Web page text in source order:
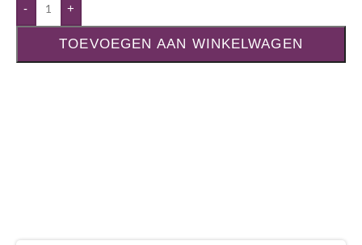
- +
TOEVOEGEN AAN WINKELWAGEN